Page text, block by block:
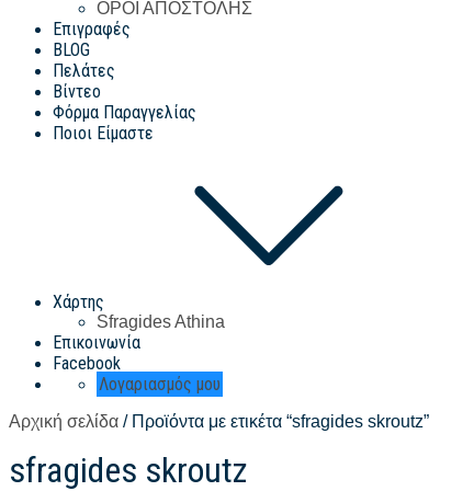
ΟΡΟΙ ΑΠΟΣΤΟΛΗΣ
Επιγραφές
BLOG
Πελάτες
Βίντεο
Φόρμα Παραγγελίας
Ποιοι Είμαστε
Χάρτης
Sfragides Athina
Επικοινωνία
Facebook
Λογαριασμός μου
Αρχική σελίδα / Προϊόντα με ετικέτα “sfragides skroutz”
sfragides skroutz